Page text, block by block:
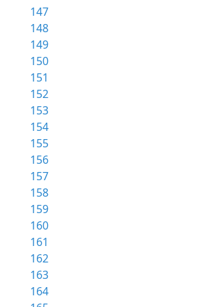
147
148
149
150
151
152
153
154
155
156
157
158
159
160
161
162
163
164